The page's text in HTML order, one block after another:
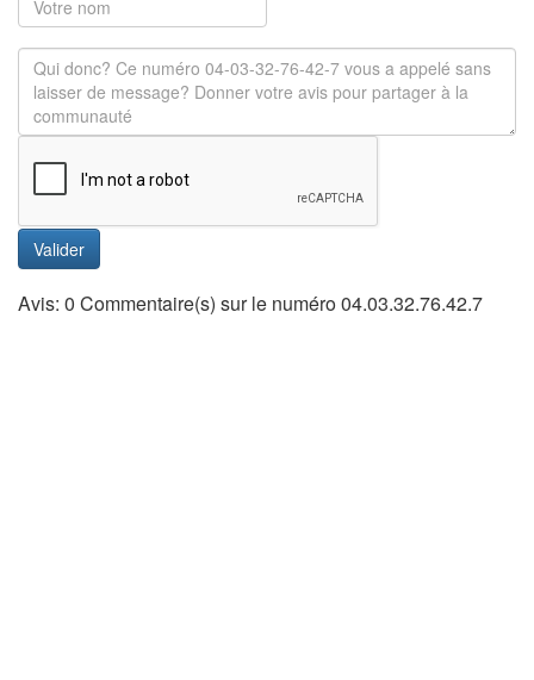
Valider
Avis: 0 Commentaire(s) sur le numéro 04.03.32.76.42.7